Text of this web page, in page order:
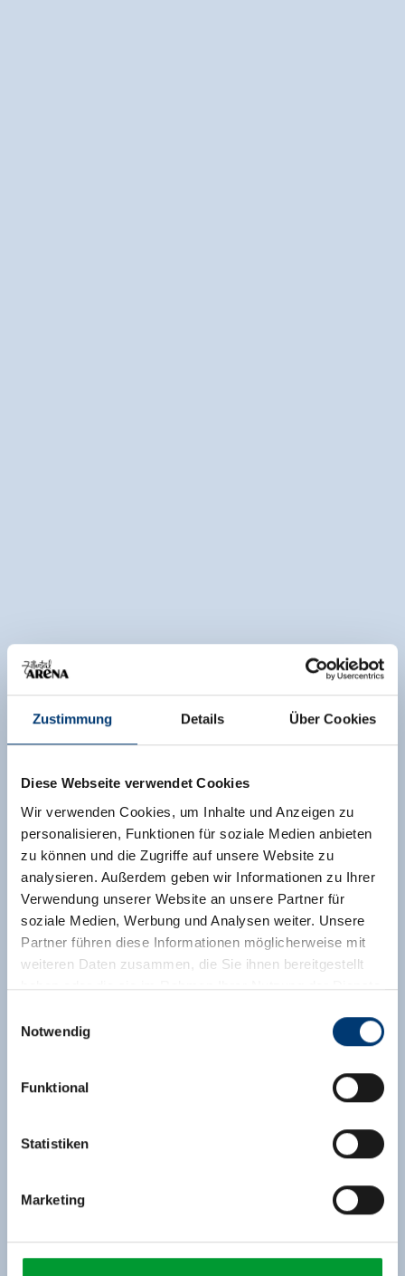
Zustimmung Details Über Cookies
Diese Webseite verwendet Cookies
Wir verwenden Cookies, um Inhalte und Anzeigen zu
personalisieren, Funktionen für soziale Medien anbieten
zu können und die Zugriffe auf unsere Website zu
analysieren. Außerdem geben wir Informationen zu Ihrer
Verwendung unserer Website an unsere Partner für
soziale Medien, Werbung und Analysen weiter. Unsere
Partner führen diese Informationen möglicherweise mit
weiteren Daten zusammen, die Sie ihnen bereitgestellt
haben oder die sie im Rahmen Ihrer Nutzung der Dienste
Rohr 23// A-6280 Zell am Ziller
www.zillertalarena.com
Notwendig
Funktional
Statistiken
Marketing